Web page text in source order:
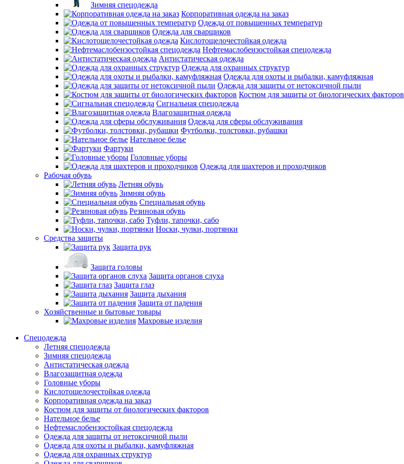
Зимняя спецодежда
Корпоративная одежда на заказ
Одежда от повышенных температур
Одежда для сварщиков
Кислотощелочестойкая одежда
Нефтемаслобензостойкая спецодежда
Антистатическая одежда
Одежда для охранных структур
Одежда для охоты и рыбалки, камуфляжная
Одежда для защиты от нетоксичной пыли
Костюм для защиты от биологических факторов
Сигнальная спецодежда
Влагозащитная одежда
Одежда для сферы обслуживания
Футболки, толстовки, рубашки
Нательное белье
Фартуки
Головные уборы
Одежда для шахтеров и проходчиков
Рабочая обувь
Летняя обувь
Зимняя обувь
Специальная обувь
Резиновая обувь
Туфли, тапочки, сабо
Носки, чулки, портянки
Средства защиты
Защита рук
Защита головы
Защита органов слуха
Защита глаз
Защита дыхания
Защита от падения
Хозяйственные и бытовые товары
Махровые изделия
Спецодежда
Летняя спецодежда
Зимняя спецодежда
Антистатическая одежда
Влагозащитная одежда
Головные уборы
Кислотощелочестойкая одежда
Корпоративная одежда на заказ
Костюм для защиты от биологических факторов
Нательное белье
Нефтемаслобензостойкая спецодежда
Одежда для защиты от нетоксичной пыли
Одежда для охоты и рыбалки, камуфляжная
Одежда для охранных структур